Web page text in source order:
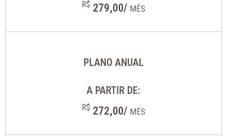
R$ 279,00/ MÊS
PLANO ANUAL
A PARTIR DE:
R$ 272,00/ MÊS